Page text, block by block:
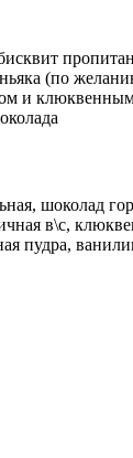
(по
и
шоколад
в\с,
пудра,